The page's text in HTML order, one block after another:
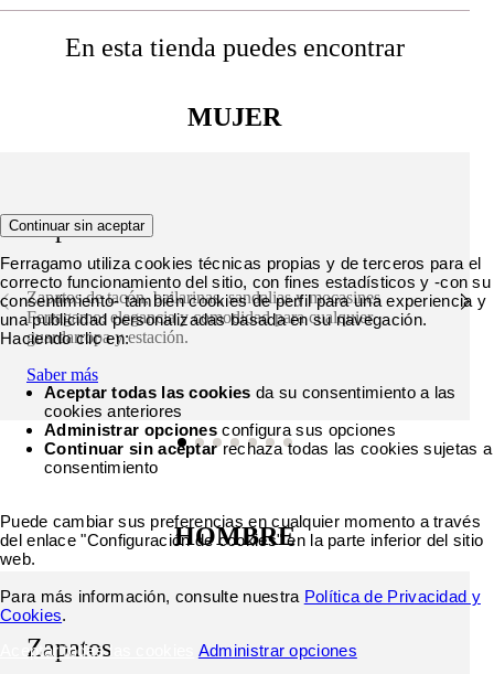
En esta tienda puedes encontrar
MUJER
Zapatos
Zapatos de tacón, bailarinas, sandalias y mocasines
Ferragamo: elegancia y comodidad para cualquier
guardarropa y estación.
Saber más
HOMBRE
Zapatos
Continuar sin aceptar
Ferragamo utiliza cookies técnicas propias y de terceros para el
correcto funcionamiento del sitio, con fines estadísticos y -con su
consentimiento- también cookies de perfil para una experiencia y
una publicidad personalizadas basada en su navegación.
Haciendo clic en:
Aceptar todas las cookies da su consentimiento a las
cookies anteriores
Administrar opciones configura sus opciones
Continuar sin aceptarrechaza todas las cookies sujetas a
consentimiento
Puede cambiar sus preferencias en cualquier momento a través
del enlace "Configuración de cookies" en la parte inferior del sitio
web.
Para más información, consulte nuestra Política de Privacidad y
Cookies.
Aceptar todas las cookies
Administrar opciones